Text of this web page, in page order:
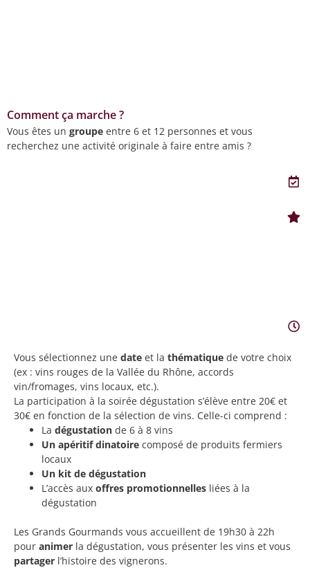
Comment ça marche ?
Vous êtes un groupe entre 6 et 12 personnes et vous
recherchez une activité originale à faire entre amis ?
Vous sélectionnez une date et la thématique de votre choix
(ex : vins rouges de la Vallée du Rhône, accords
vin/fromages, vins locaux, etc.).
La participation à la soirée dégustation s’élève entre 20€ et
30€ en fonction de la sélection de vins. Celle-ci comprend :
La dégustation de 6 à 8 vins
Un apéritif dinatoire composé de produits fermiers
locaux
Un kit de dégustation
L’accès aux offres promotionnelles liées à la
dégustation
Les Grands Gourmands vous accueillent de 19h30 à 22h
pour animer la dégustation, vous présenter les vins et vous
partager l’histoire des vignerons.